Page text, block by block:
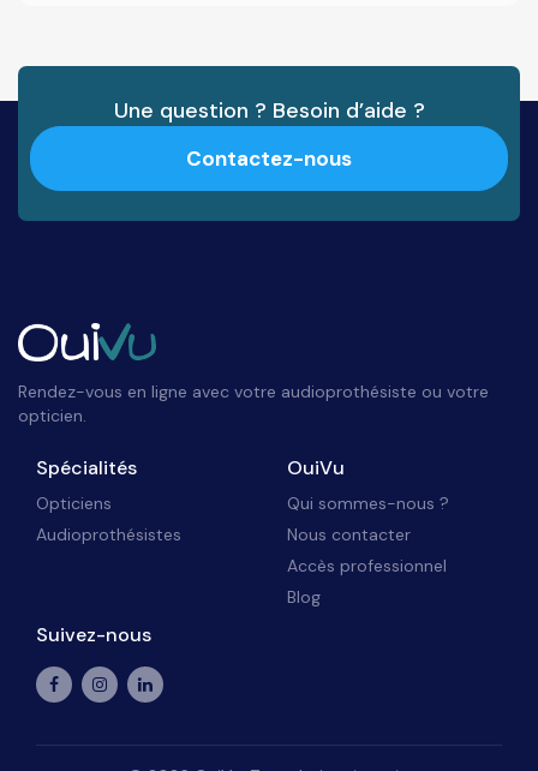
Une question ? Besoin d’aide ?
Contactez-nous
Rendez-vous en ligne avec votre audioprothésiste ou votre
opticien.
Spécialités
Opticiens
Audioprothésistes
OuiVu
Qui sommes-nous ?
Nous contacter
Accès professionnel
Blog
Suivez-nous